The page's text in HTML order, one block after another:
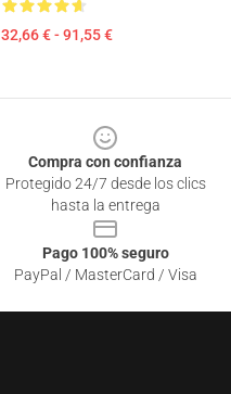
32,66 € - 91,55 €
Compra con confianza
Protegido 24/7 desde los clics
hasta la entrega
Pago 100% seguro
PayPal / MasterCard / Visa